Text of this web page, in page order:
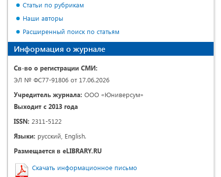
Статьи по рубрикам
Наши авторы
Расширенный поиск по статьям
Информация о журнале
Св-во о регистрации СМИ:
ЭЛ № ФС77-91806 от 17.06.2026
Учредитель журнала: ООО «Юниверсум»
Выходит с 2013 года
ISSN: 2311-5122
Языки: русский, English.
Размещается в eLIBRARY.RU
Скачать информационное письмо